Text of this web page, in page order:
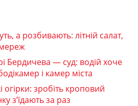
а розбивають: літній салат,
Бердичева — суд: водій хоче
і камер міста
огірки: зробіть кроповий
з’їдають за раз